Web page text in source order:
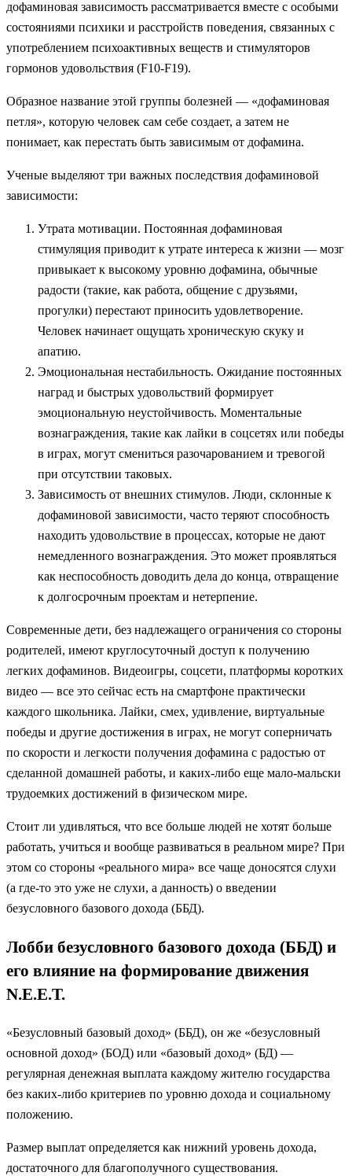
дофаминовая зависимость рассматривается вместе с особыми
состояниями психики и расстройств поведения, связанных с
употреблением психоактивных веществ и стимуляторов
гормонов удовольствия (F10-F19).
Образное название этой группы болезней — «дофаминовая
петля», которую человек сам себе создает, а затем не
понимает, как перестать быть зависимым от дофамина.
Ученые выделяют три важных последствия дофаминовой
зависимости:
Утрата мотивации. Постоянная дофаминовая
стимуляция приводит к утрате интереса к жизни — мозг
привыкает к высокому уровню дофамина, обычные
радости (такие, как работа, общение с друзьями,
прогулки) перестают приносить удовлетворение.
Человек начинает ощущать хроническую скуку и
апатию.
Эмоциональная нестабильность. Ожидание постоянных
наград и быстрых удовольствий формирует
эмоциональную неустойчивость. Моментальные
вознаграждения, такие как лайки в соцсетях или победы
в играх, могут смениться разочарованием и тревогой
при отсутствии таковых.
Зависимость от внешних стимулов. Люди, склонные к
дофаминовой зависимости, часто теряют способность
находить удовольствие в процессах, которые не дают
немедленного вознаграждения. Это может проявляться
как неспособность доводить дела до конца, отвращение
к долгосрочным проектам и нетерпение.
Современные дети, без надлежащего ограничения со стороны
родителей, имеют круглосуточный доступ к получению
легких дофаминов. Видеоигры, соцсети, платформы коротких
видео — все это сейчас есть на смартфоне практически
каждого школьника. Лайки, смех, удивление, виртуальные
победы и другие достижения в играх, не могут соперничать
по скорости и легкости получения дофамина с радостью от
сделанной домашней работы, и каких-либо еще мало-мальски
трудоемких достижений в физическом мире.
Стоит ли удивляться, что все больше людей не хотят больше
работать, учиться и вообще развиваться в реальном мире? При
этом со стороны «реального мира» все чаще доносятся слухи
(а где-то это уже не слухи, а данность) о введении
безусловного базового дохода (ББД).
Лобби безусловного базового дохода (ББД) и
его влияние на формирование движения
N.E.E.T.
«Безусловный базовый доход» (ББД), он же «безусловный
основной доход» (БОД) или «базовый доход» (БД) —
регулярная денежная выплата каждому жителю государства
без каких-либо критериев по уровню дохода и социальному
положению.
Размер выплат определяется как нижний уровень дохода,
достаточного для благополучного существования.